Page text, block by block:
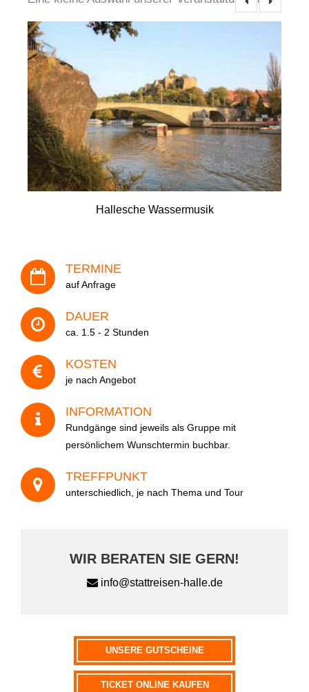
Ihre E-Mail-Adresse (Pflichtfeld)
Ihre Telefon-Nr.(Pflichtfeld)
Veranstaltung
Anzahl der Personen
Ihre Nachricht
Hallesche Wassermusik
TERMINE
auf Anfrage
DAUER
ca. 1.5 - 2 Stunden
KOSTEN
je nach Angebot
INFORMATION
Rundgänge sind jeweils als Gruppe mit
persönlichem Wunschtermin buchbar.
TREFFPUNKT
unterschiedlich, je nach Thema und Tour
WIR BERATEN SIE GERN!
info@stattreisen-halle.de
UNSERE GUTSCHEINE
TICKET ONLINE KAUFEN